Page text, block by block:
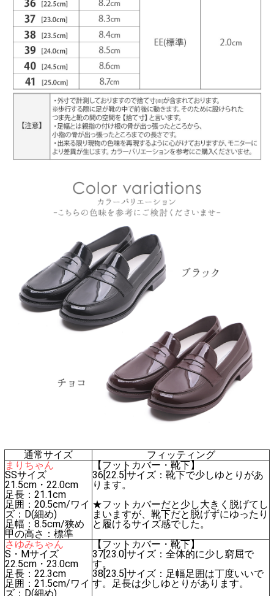
通常サイズ
フィッティング
まりちゃん
SSサイズ
21.5cm・22.0cm
足長：21.1cm
足囲：20.5cm/ワイ
ズ：D(細め)
足幅：8.5cm/狭め
甲の高さ：標準
【フットカバー・靴下】
36[22.5]サイズ：靴下で少しゆとりがあ
ります。
★フットカバーだと少し大きく脱げてし
まいますが、靴下だと脱げずにゆったり
と履けるサイズ感でした。
さゆみちゃん
S・Mサイズ
22.5cm・23.0cm
足長：22.3cm
足囲：21.5cm/ワイ
ズ：D(細め)
【フットカバー・靴下】
37[23.0]サイズ：全体的に少し窮屈で
す。
38[23.5]サイズ：足幅足囲は丁度いいで
す。足長は少しゆとりがあります。